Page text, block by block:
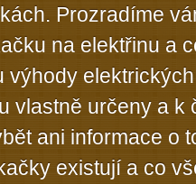
Prozradíme
na elektřinu a
výhody
vlastně určeny a k
ani informace o
existují a co